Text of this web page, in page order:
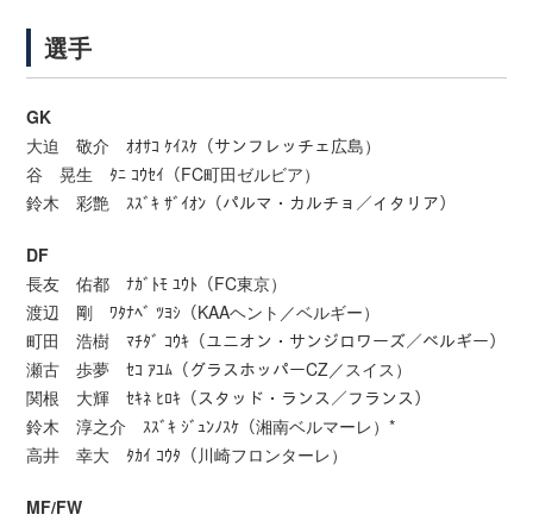
選手
GK
大迫 敬介 ｵｵｻｺ ｹｲｽｹ（サンフレッチェ広島）
谷 晃生 ﾀﾆ ｺｳｾｲ（FC町田ゼルビア）
鈴木 彩艶 ｽｽﾞｷ ｻﾞｲｵﾝ（パルマ・カルチョ／イタリア）
DF
長友 佑都 ﾅｶﾞﾄﾓ ﾕｳﾄ（FC東京）
渡辺 剛 ﾜﾀﾅﾍﾞ ﾂﾖｼ（KAAヘント／ベルギー）
町田 浩樹 ﾏﾁﾀﾞ ｺｳｷ（ユニオン・サンジロワーズ／ベルギー）
瀬古 歩夢 ｾｺ ｱﾕﾑ（グラスホッパーCZ／スイス）
関根 大輝 ｾｷﾈ ﾋﾛｷ（スタッド・ランス／フランス）
鈴木 淳之介 ｽｽﾞｷ ｼﾞｭﾝﾉｽｹ（湘南ベルマーレ）*
高井 幸大 ﾀｶｲ ｺｳﾀ（川崎フロンターレ）
MF/FW